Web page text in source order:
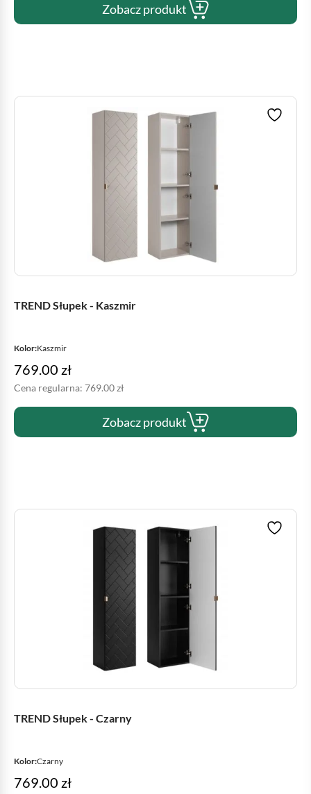
Zobacz produkt
TREND Słupek - Kaszmir
Kolor:Kaszmir
769.00 zł
Cena regularna: 769.00zł
Zobacz produkt
TREND Słupek - Czarny
Kolor:Czarny
769.00 zł